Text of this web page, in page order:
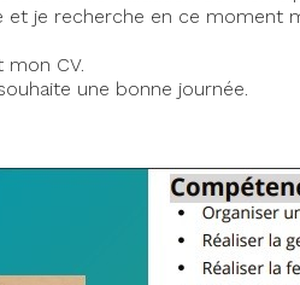
et je recherche en ce moment
mon CV.
une bonne journée.